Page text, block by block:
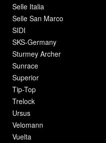
Selle Italia
Selle San Marco
SIDI
SKS-Germany
Sturmey Archer
Sunrace
Superior
Tip-Top
Trelock
Ursus
Velomann
Vuelta